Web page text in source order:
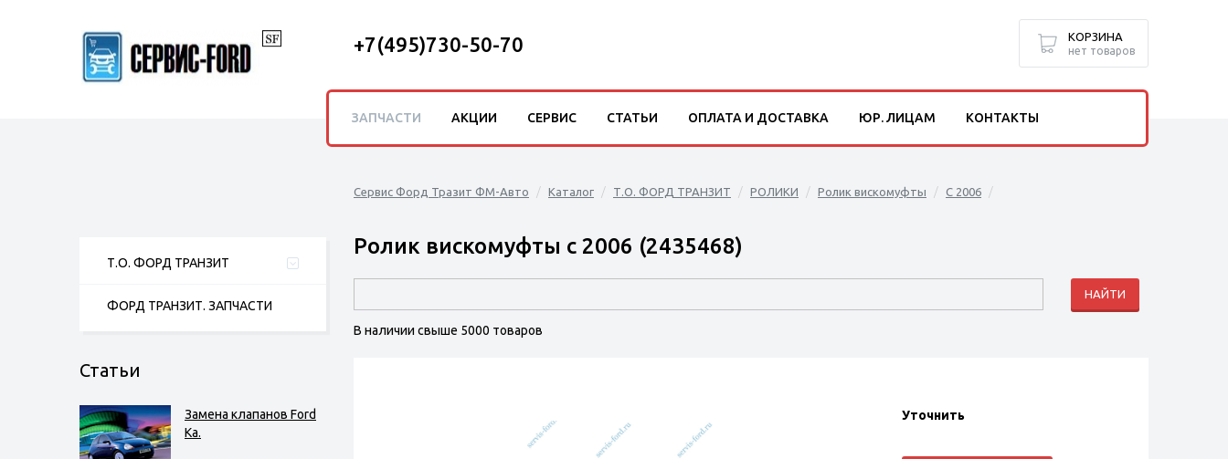
Т.О. ФОРД ТРАНЗИТ
ФОРД ТРАНЗИТ. ЗАПЧАСТИ
Статьи
Замена клапанов Ford
Ka.
Сервис Форд Тразит ФМ-Авто Каталог Т.О. ФОРД ТРАНЗИТ РОЛИКИ Ролик вискомуфты C 2006
Ролик вискомуфты с 2006 (2435468)
В наличии свыше 5000 товаров
Уточнить
+7(495)730-50-70 КОРЗИНА
нет товаров
ЗАПЧАСТИ АКЦИИ СЕРВИС СТАТЬИ ОПЛАТА И ДОСТАВКА ЮР. ЛИЦАМ КОНТАКТЫ